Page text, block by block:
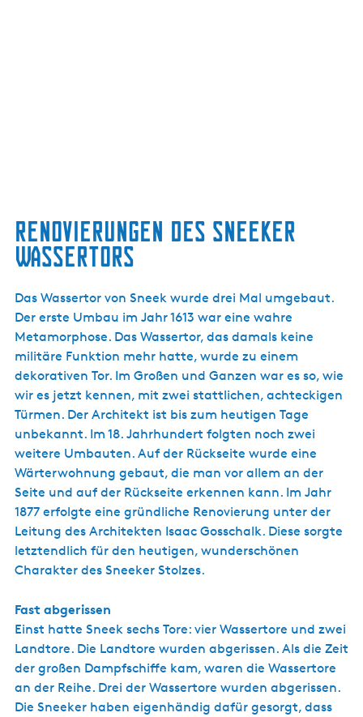
Renovierungen des Sneeker
Wassertors
Das Wassertor von Sneek wurde drei Mal umgebaut.
Der erste Umbau im Jahr 1613 war eine wahre
Metamorphose. Das Wassertor, das damals keine
militäre Funktion mehr hatte, wurde zu einem
dekorativen Tor. Im Großen und Ganzen war es so, wie
wir es jetzt kennen, mit zwei stattlichen, achteckigen
Türmen. Der Architekt ist bis zum heutigen Tage
unbekannt. Im 18. Jahrhundert folgten noch zwei
weitere Umbauten. Auf der Rückseite wurde eine
Wärterwohnung gebaut, die man vor allem an der
Seite und auf der Rückseite erkennen kann. Im Jahr
1877 erfolgte eine gründliche Renovierung unter der
Leitung des Architekten Isaac Gosschalk. Diese sorgte
letztendlich für den heutigen, wunderschönen
Charakter des Sneeker Stolzes.
Fast abgerissen
Einst hatte Sneek sechs Tore: vier Wassertore und zwei
Landtore. Die Landtore wurden abgerissen. Als die Zeit
der großen Dampfschiffe kam, waren die Wassertore
an der Reihe. Drei der Wassertore wurden abgerissen.
Die Sneeker haben eigenhändig dafür gesorgt, dass